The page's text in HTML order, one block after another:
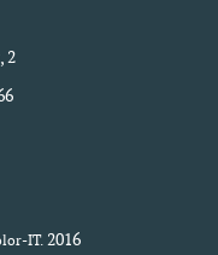
2
IT.2016